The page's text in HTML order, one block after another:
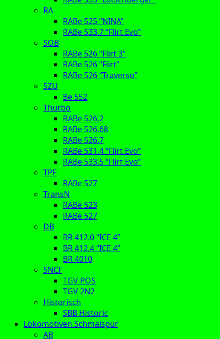
RA
RABe 525 “NINA”
RABe 533.7 “Flirt Evo”
SOB
RABe 526 “Flirt 3”
RABe 526 “Flirt”
RABe 526 “Traverso”
SZU
Be 552
Thurbo
RABe 526.2
RABe 526.68
RABe 526.7
RABe 531.4 “Flirt Evo”
RABe 533.5 “Flirt Evo”
TPF
RABe 527
TransN
RABe 523
RABe 527
DB
BR 412.0 “ICE 4”
BR 412.4 “ICE 4”
BR 4010
SNCF
TGV POS
TGV 2N2
Historisch
SBB Historic
Lokomotiven Schmalspur
AB